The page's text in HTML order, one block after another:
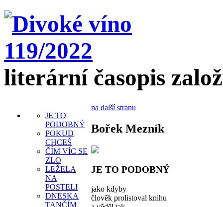
literární časopis
JE TO
PODOBNÝ
POKUD
CHCEŠ
ČÍM VÍC SE
ZLO
LEŽELA
NA
POSTELI
DNESKA
TANČÍM
na další stranu
Bořek Mezník
JE TO PODOBNÝ
jako kdyby
člověk prolistoval knihu